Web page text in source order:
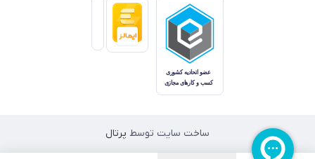
ساخت سایت توسط پرتال